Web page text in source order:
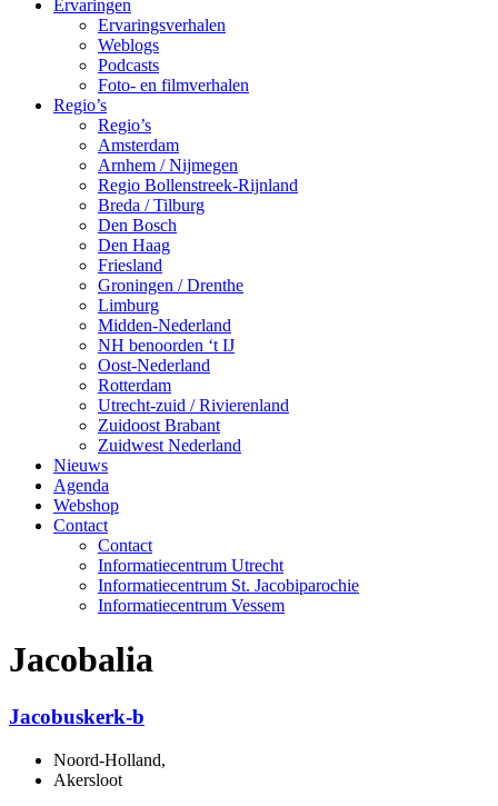
Ervaringen
Ervaringsverhalen
Weblogs
Podcasts
Foto- en filmverhalen
Regio’s
Regio’s
Amsterdam
Arnhem / Nijmegen
Regio Bollenstreek-Rijnland
Breda / Tilburg
Den Bosch
Den Haag
Friesland
Groningen / Drenthe
Limburg
Midden-Nederland
NH benoorden ‘t IJ
Oost-Nederland
Rotterdam
Utrecht-zuid / Rivierenland
Zuidoost Brabant
Zuidwest Nederland
Nieuws
Agenda
Webshop
Contact
Contact
Informatiecentrum Utrecht
Informatiecentrum St. Jacobiparochie
Informatiecentrum Vessem
Jacobalia
Jacobuskerk-b
Noord-Holland,
Akersloot